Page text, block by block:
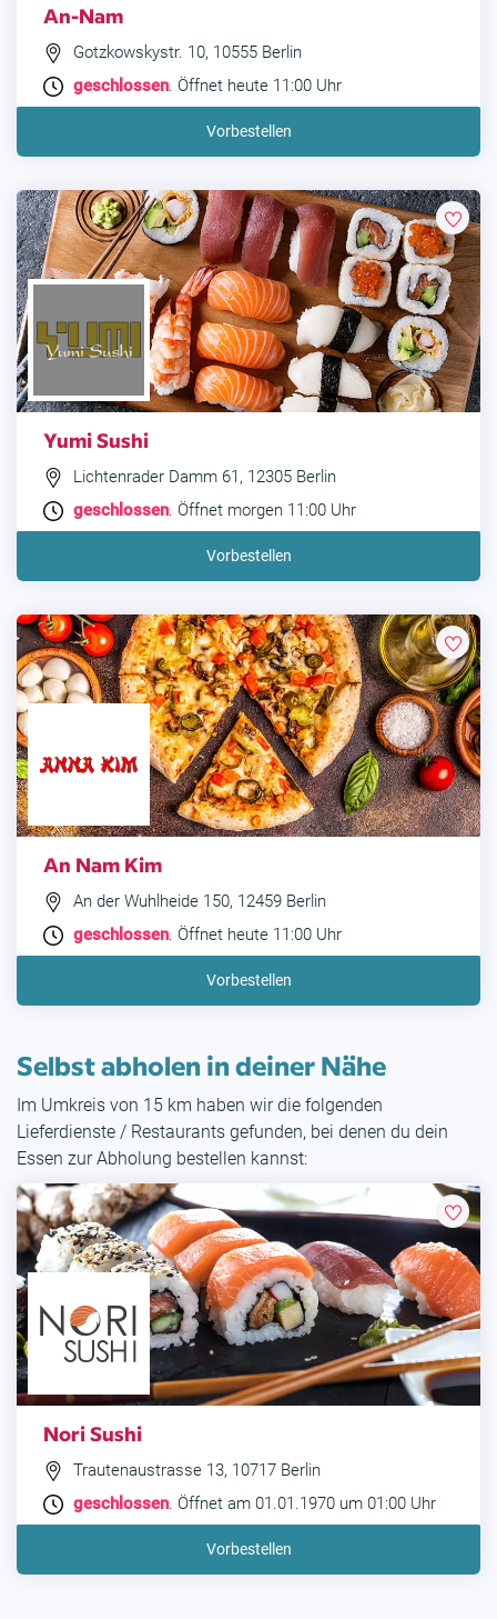
An-Nam
Gotzkowskystr. 10, 10555 Berlin
geschlossen. Öffnet heute 11:00 Uhr
Vorbestellen
Yumi Sushi
Lichtenrader Damm 61, 12305 Berlin
geschlossen. Öffnet morgen 11:00 Uhr
Vorbestellen
An Nam Kim
An der Wuhlheide 150, 12459 Berlin
geschlossen. Öffnet heute 11:00 Uhr
Vorbestellen
Selbst abholen in deiner Nähe
Im Umkreis von 15 km haben wir die folgenden
Lieferdienste / Restaurants gefunden, bei denen du dein
Essen zur Abholung bestellen kannst:
Nori Sushi
Trautenaustrasse 13, 10717 Berlin
geschlossen. Öffnet am 01.01.1970 um 01:00 Uhr
Vorbestellen